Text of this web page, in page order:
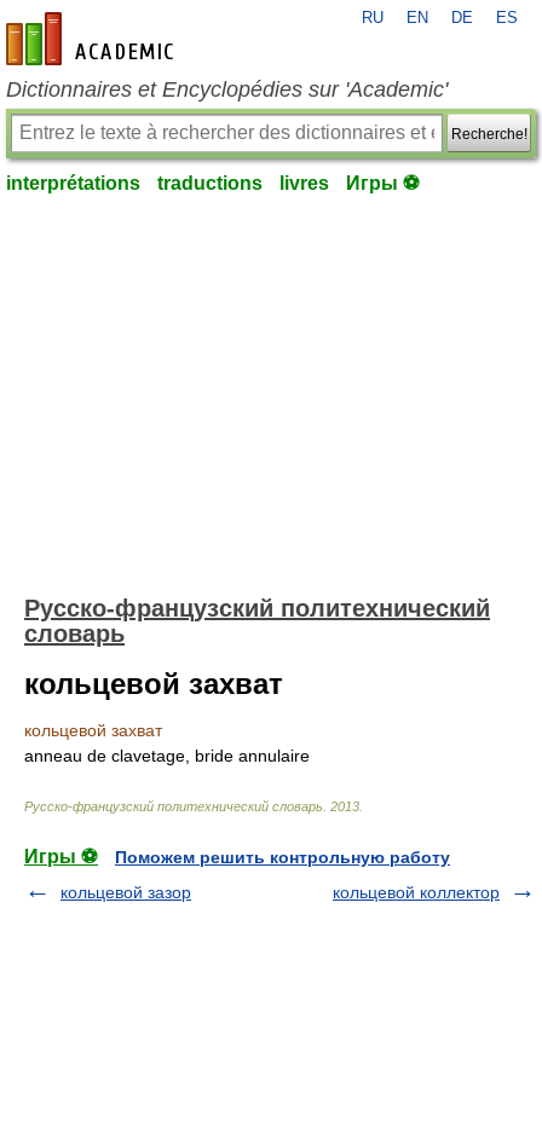
fr-academic.com
RU EN DE ES
Dictionnaires et Encyclopédies sur 'Academic'
Recherche!
interprétations traductions livres Игры ⚽
Русско-французский политехнический
словарь
кольцевой захват
кольцевой захват
anneau de clavetage, bride annulaire
Русско-французский политехнический словарь 2013
Игры ⚽
Поможем решить контрольную работу
кольцевой зазор
кольцевой коллектор